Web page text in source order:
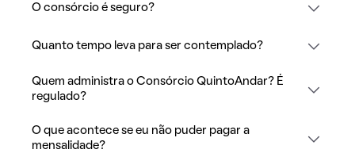
O consórcio é seguro?
Quanto tempo leva para ser contemplado?
Quem administra o Consórcio QuintoAndar? É
regulado?
O que acontece se eu não puder pagar a
mensalidade?